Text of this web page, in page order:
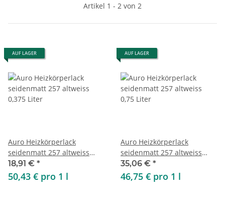
Artikel 1 - 2 von 2
AUF LAGER
Auro Heizkörperlack
seidenmatt 257 altweiss
0,375 Liter
18,91 € *
50,43 € pro 1 l
AUF LAGER
Auro Heizkörperlack
seidenmatt 257 altweiss
0,75 Liter
35,06 € *
46,75 € pro 1 l